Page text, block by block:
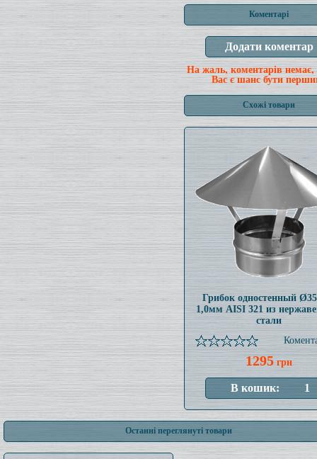
Коментарі
На жаль, коментарів немає,
Вас є шанс бути
Схожі товари
Грибок одностенный
1,0мм AISI 321 из
стали
1295 грн
Останні переглянуті товари